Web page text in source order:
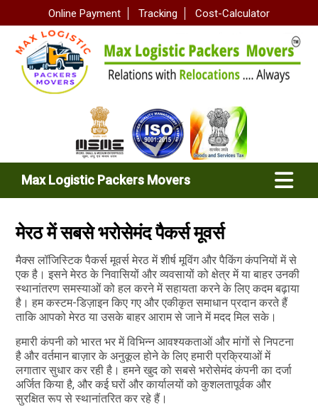
Online Payment Tracking Cost-Calculator
Max Logistic Packers Movers
मेरठ में सबसे भरोसेमंद पैकर्स मूवर्स
मैक्स लॉजिस्टिक पैकर्स मूवर्स मेरठ में शीर्ष मूविंग और पैकिंग कंपनियों में से
एक है। इसने मेरठ के निवासियों और व्यवसायों को क्षेत्र में या बाहर उनकी
स्थानांतरण समस्याओं को हल करने में सहायता करने के लिए कदम बढ़ाया
है। हम कस्टम-डिज़ाइन किए गए और एकीकृत समाधान प्रदान करते हैं
ताकि आपको मेरठ या उसके बाहर आराम से जाने में मदद मिल सके।
हमारी कंपनी को भारत भर में विभिन्न आवश्यकताओं और मांगों से निपटना
है और वर्तमान बाज़ार के अनुकूल होने के लिए हमारी प्रक्रियाओं में
लगातार सुधार कर रही है। हमने खुद को सबसे भरोसेमंद कंपनी का दर्जा
अर्जित किया है, और कई घरों और कार्यालयों को कुशलतापूर्वक और
सुरक्षित रूप से स्थानांतरित कर रहे हैं।